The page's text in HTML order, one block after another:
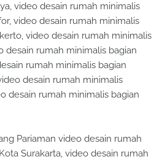
video desain rumah minimalis
video desain rumah minimalis
video desain rumah minimalis
desain rumah minimalis bagian
rumah minimalis bagian
desain rumah minimalis
desain rumah minimalis bagian
Pariaman video desain rumah
Surakarta, video desain rumah